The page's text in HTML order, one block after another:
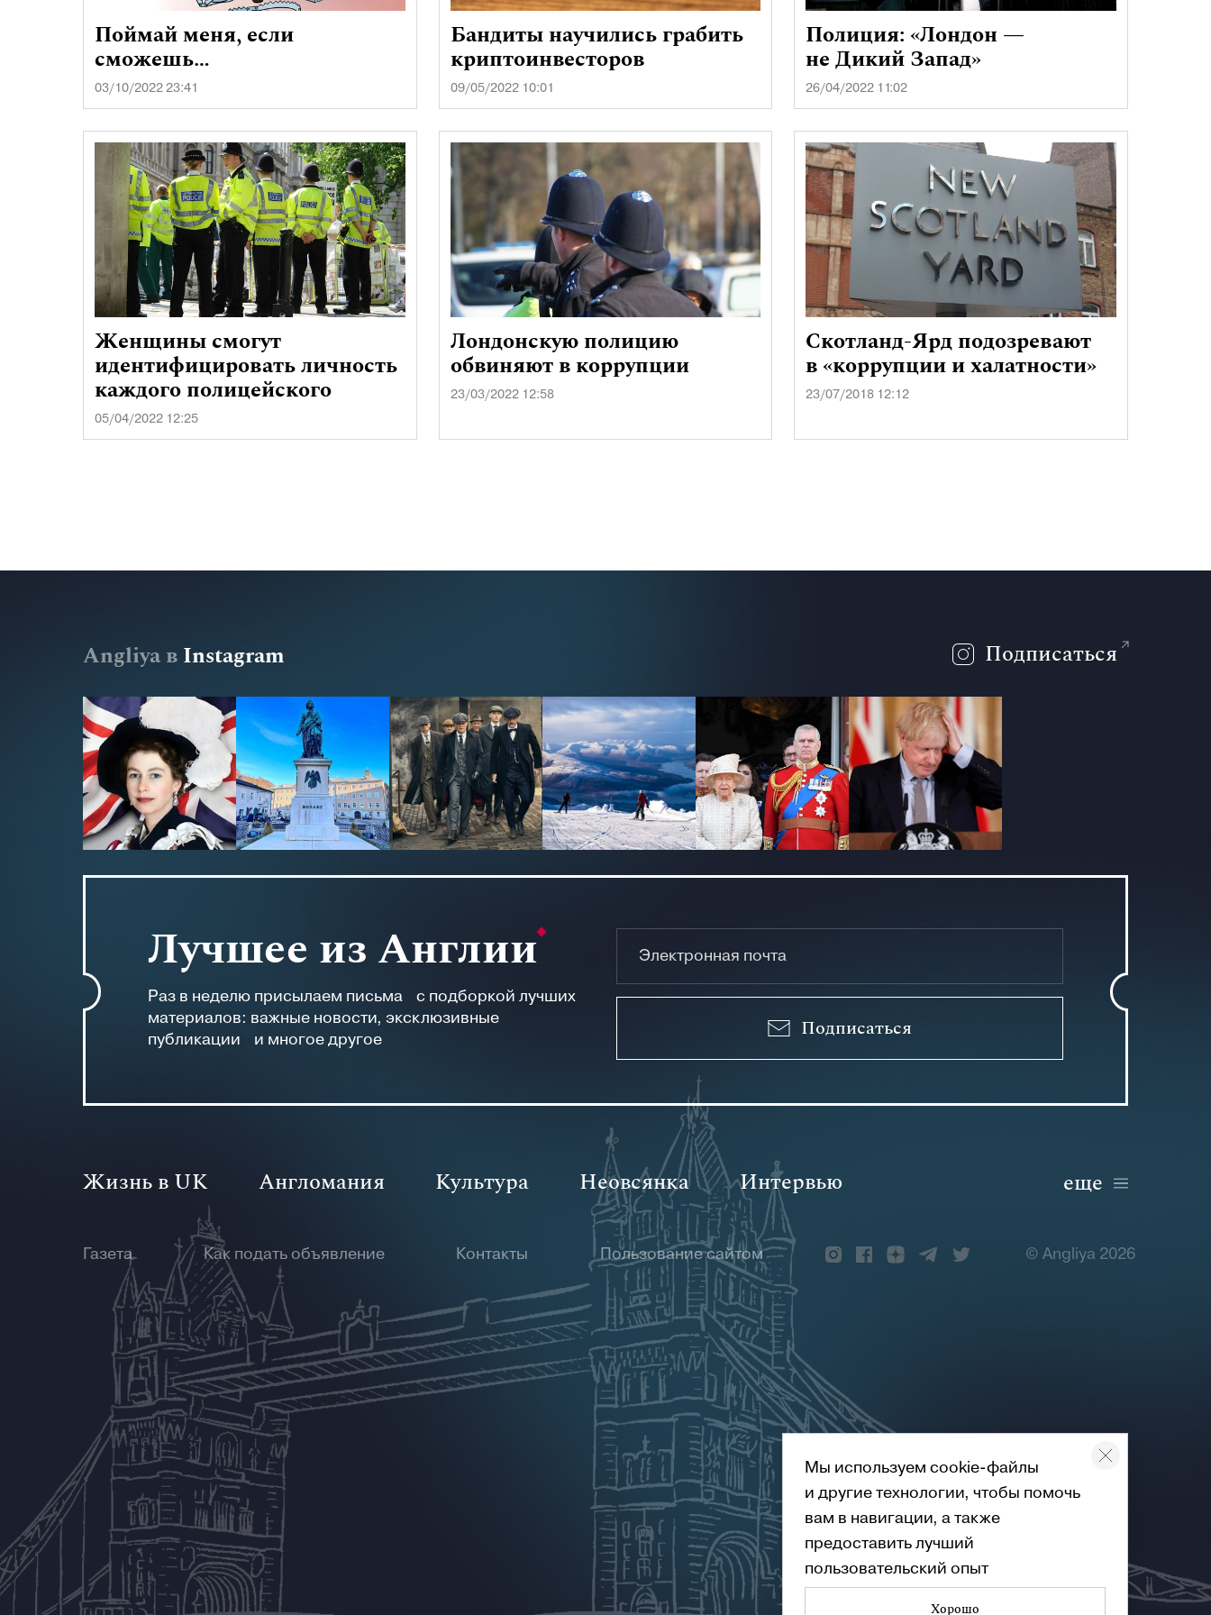
Поймай меня, если
сможешь…
03/10/2022 23:41
Бандиты научились грабить
криптоинвесторов
09/05/2022 10:01
Полиция: «Лондон —
не Дикий Запад»
26/04/2022 11:02
Женщины смогут
идентифицировать личность
каждого полицейского
05/04/2022 12:25
Лондонскую полицию
обвиняют в коррупции
23/03/2022 12:58
Скотланд-Ярд подозревают
в «коррупции и халатности»
23/07/2018 12:12
Angliya вInstagram Подписаться
Лучшее из Англии
Раз в неделю присылаем письма с подборкой лучших
материалов: важные новости, эксклюзивные
публикации и многое другое
Подписаться
Жизнь в UK Англомания Культура Неовсянка Интервью
Путешествия
Кино
Тест
Красота и здоровье
Ваше право
Актуально
Аналитика
Читать!
Недвижимость
Наши на острове
Наши на старте
Афиша
Детское
Образование
Деньги еще
Газета Как подать объявление Контакты Пользование сайтом © Angliya 2026
Мы используем cookie-файлы
и другие технологии, чтобы помочь
вам в навигации, а также
предоставить лучший
пользовательский опыт
Хорошо